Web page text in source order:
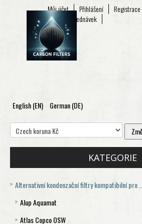
Můj účet Přihlášení
Registrace
Seznam objednávek
O FIRMĚ
E-SHOP
English (EN) German (DE)
KATEGORIE
Alternativní kondenzační filtry kompatibilní pro .....
Alup Aquamat
Aquamat 120
Atlas Copco OSW